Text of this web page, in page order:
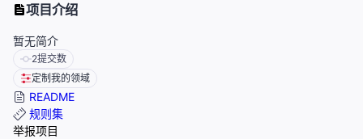
项目介绍
暂无简介
2提交数
定制我的领域
README
规则集
举报项目